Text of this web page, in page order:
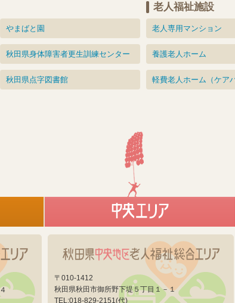
やまばと園
秋田県身体障害者更生訓練センター
秋田県点字図書館
老人福祉施設
老人専用マンション
養護老人ホーム
軽費老人ホーム（ケア
〒010-1412
秋田県秋田市御所野下堤５丁目１－１
TEL:018-829-2151(代)